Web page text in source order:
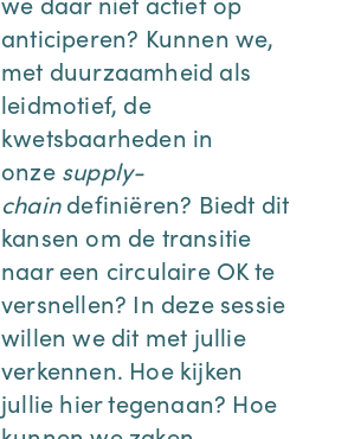
anticiperen? Kunnen we,
met duurzaamheid als
leidmotief, de
kwetsbaarheden in
onze supply-
chain definiëren? Biedt dit
kansen om de transitie
naar een circulaire OK te
versnellen? In deze sessie
willen we dit met jullie
verkennen. Hoe kijken
jullie hier tegenaan? Hoe